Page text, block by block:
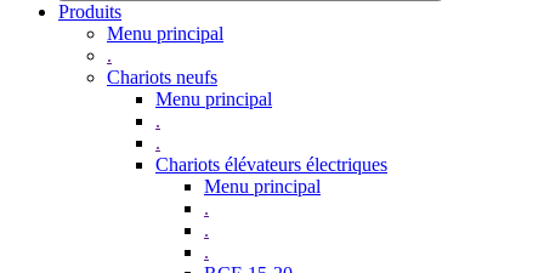
Produits
Menu principal
.
Chariots neufs
Menu principal
.
.
Chariots élévateurs électriques
Menu principal
.
.
.